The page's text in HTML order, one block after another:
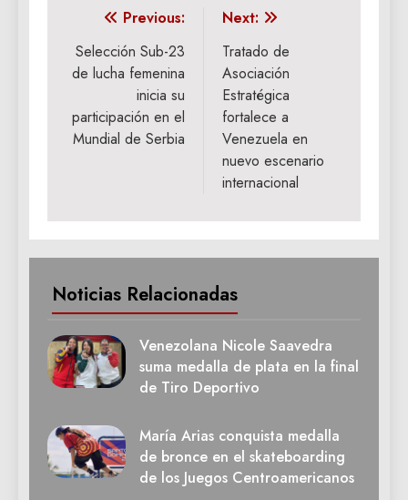
Navegación
de
entradas
Previous:
Selección Sub-23
de lucha femenina
inicia su
participación en el
Mundial de Serbia
Next:
Tratado de
Asociación
Estratégica
fortalece a
Venezuela en
nuevo escenario
internacional
Noticias Relacionadas
Venezolana Nicole Saavedra
suma medalla de plata en la final
de Tiro Deportivo
María Arias conquista medalla
de bronce en el skateboarding
de los Juegos Centroamericanos